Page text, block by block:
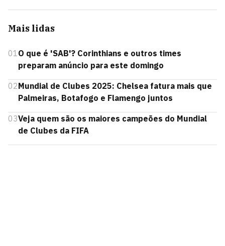
Mais lidas
01O que é 'SAB'? Corinthians e outros times
preparam anúncio para este domingo
02Mundial de Clubes 2025: Chelsea fatura mais que
Palmeiras, Botafogo e Flamengo juntos
03Veja quem são os maiores campeões do Mundial
de Clubes da FIFA